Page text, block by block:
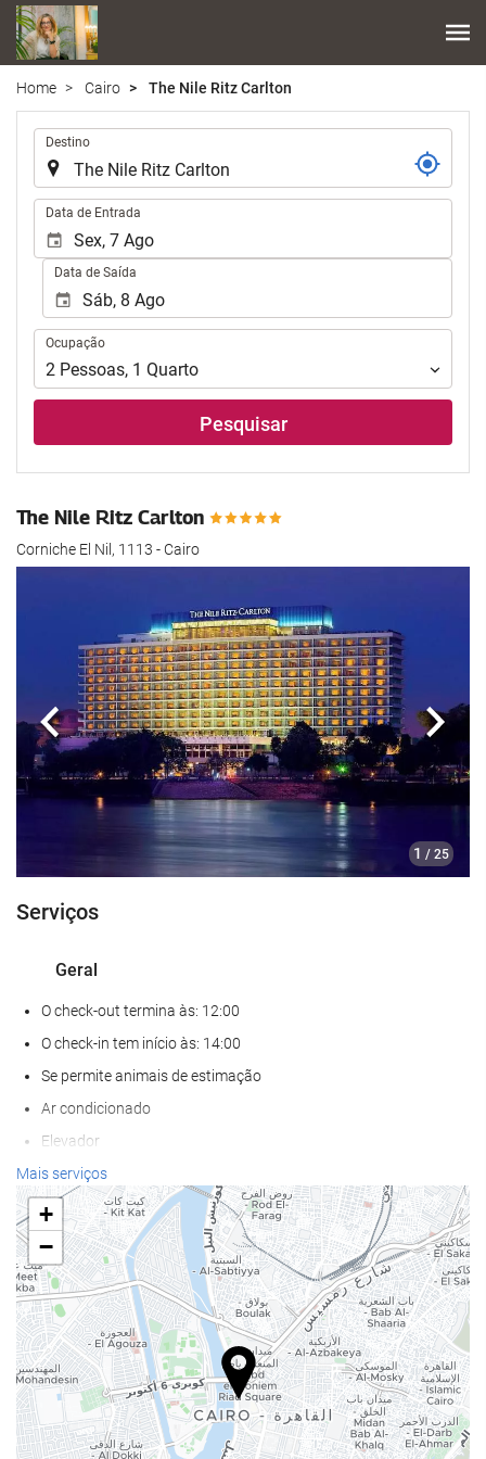
Home Cairo The Nile Ritz Carlton
Destino
Data de Entrada
Data de Saída
Ocupação
Ocupação
2 Pessoas, 1 Quarto
Pesquisar
The Nile Ritz Carlton
Corniche El Nil, 1113 - Cairo
1 / 25
Anterior
Serviços
Geral
O check-out termina às: 12:00
O check-in tem início às: 14:00
Se permite animais de estimação
Ar condicionado
Elevador
Acesso para deficientes fisicos
Quartos para não fumantes
Zona de fumadores
Quartos com isolamento acústico
Bem-estar
Cadeiras/espreguiçadeiras de praia
Guarda-sol
Spa
Mais serviços
+
−